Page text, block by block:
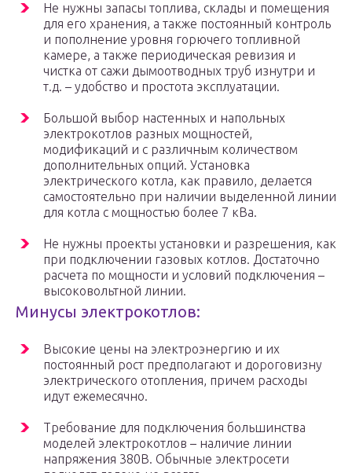
Не нужны запасы топлива, склады и помещения
для его хранения, а также постоянный контроль
и пополнение уровня горючего топливной
камере, а также периодическая ревизия и
чистка от сажи дымоотводных труб изнутри и
т.д. – удобство и простота эксплуатации.
Большой выбор настенных и напольных
электрокотлов разных мощностей,
модификаций и с различным количеством
дополнительных опций. Установка
электрического котла, как правило, делается
самостоятельно при наличии выделенной линии
для котла с мощностью более 7 кВа.
Не нужны проекты установки и разрешения, как
при подключении газовых котлов. Достаточно
расчета по мощности и условий подключения –
высоковольтной линии.
Минусы электрокотлов:
Высокие цены на электроэнергию и их
постоянный рост предполагают и дороговизну
электрического отопления, причем расходы
идут ежемесячно.
Требование для подключения большинства
моделей электрокотлов – наличие линии
напряжения 380В. Обычные электросети